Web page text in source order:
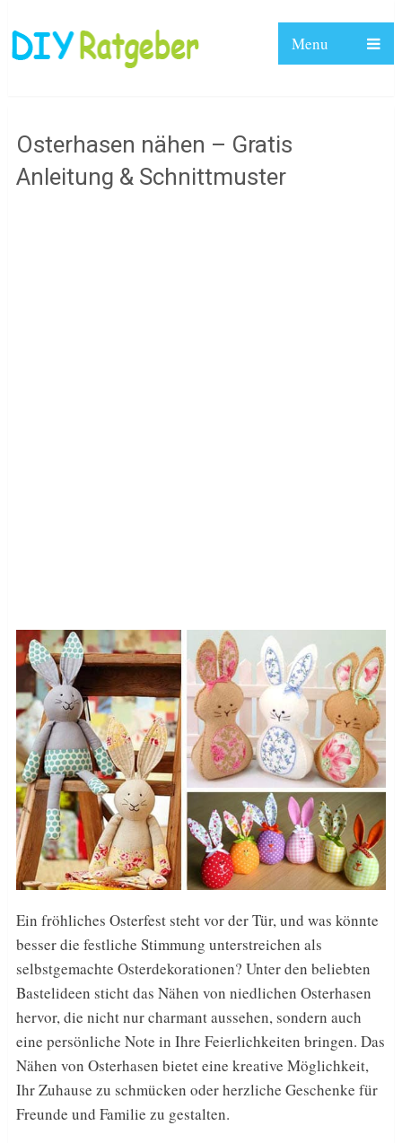
Menu
Osterhasen nähen – Gratis
Anleitung & Schnittmuster
Ein fröhliches Osterfest steht vor der Tür, und was könnte
besser die festliche Stimmung unterstreichen als
selbstgemachte Osterdekorationen? Unter den beliebten
Bastelideen sticht das Nähen von niedlichen Osterhasen
hervor, die nicht nur charmant aussehen, sondern auch
eine persönliche Note in Ihre Feierlichkeiten bringen. Das
Nähen von Osterhasen bietet eine kreative Möglichkeit,
Ihr Zuhause zu schmücken oder herzliche Geschenke für
Freunde und Familie zu gestalten.